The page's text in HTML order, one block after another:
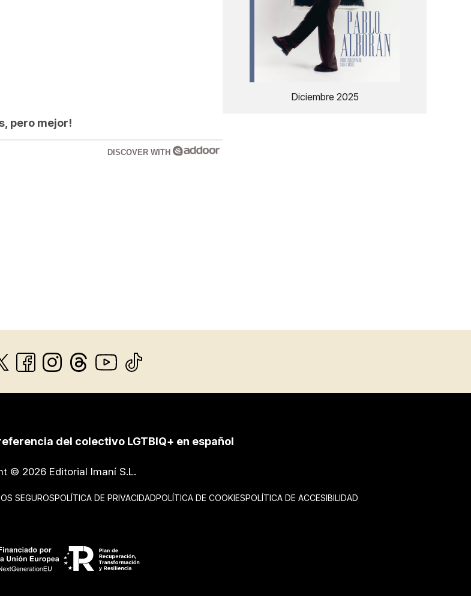
pero mejor!
DISCOVER WITH
Diciembre 2025
del colectivo LGTBIQ+ en español
© 2026 Editorial Imaní S.L.
SEGUROSPOLÍTICA DE PRIVACIDADPOLÍTICA DE COOKIESPOLÍTICA DE ACCESIBILIDAD